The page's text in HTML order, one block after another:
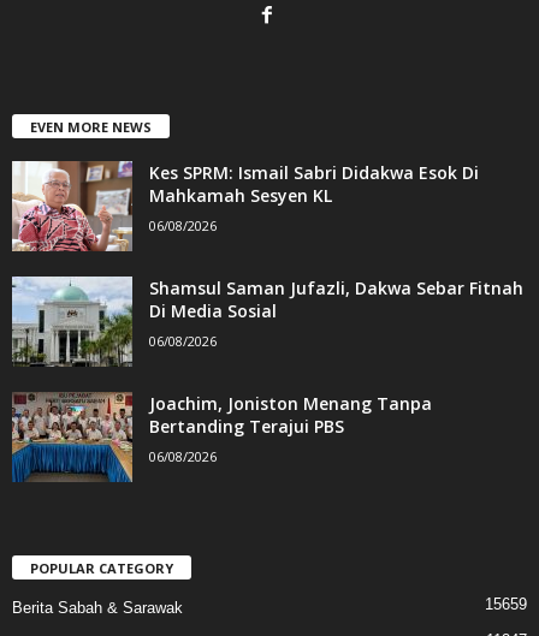
EVEN MORE NEWS
Kes SPRM: Ismail Sabri Didakwa Esok Di
Mahkamah Sesyen KL
06/08/2026
Shamsul Saman Jufazli, Dakwa Sebar Fitnah
Di Media Sosial
06/08/2026
Joachim, Joniston Menang Tanpa
Bertanding Terajui PBS
06/08/2026
POPULAR CATEGORY
Berita Sabah & Sarawak 15659